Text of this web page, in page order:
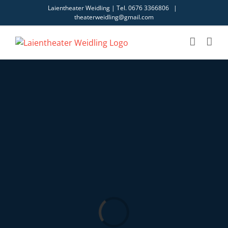
content
Laientheater Weidling | Tel. 0676 3366806
|
theaterweidling@gmail.com
Loading...